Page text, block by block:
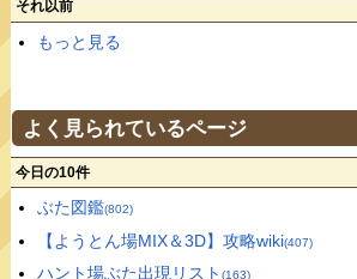
それ以前
もっと見る
よく見られているページ
今日の10件
ぶた図鑑(802)
【ようとん場MIX＆3D】攻略wiki(407)
ハント場ぶた出現リスト (163)